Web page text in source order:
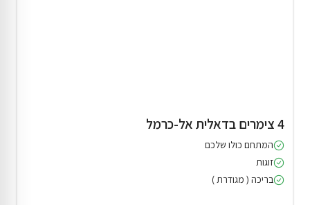
4 צימרים בדאלית אל-כרמל
המתחם כולו שלכם
זוגות
בריכה ( מגודרת )